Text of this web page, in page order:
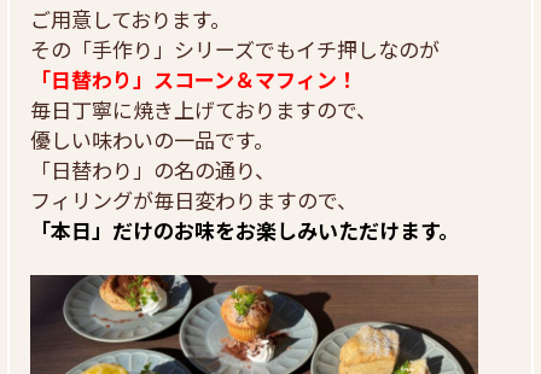
ご用意しております。
その「手作り」シリーズでもイチ押しなのが
「日替わり」スコーン＆マフィン！
毎日丁寧に焼き上げておりますので、
優しい味わいの一品です。
「日替わり」の名の通り、
フィリングが毎日変わりますので、
「本日」だけのお味をお楽しみいただけます。